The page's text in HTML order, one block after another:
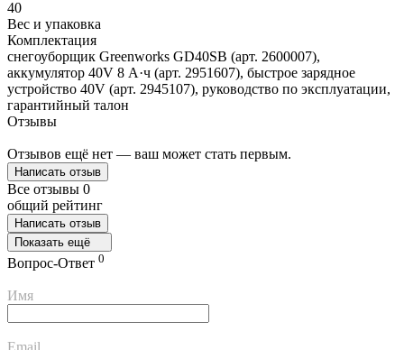
40
Вес и упаковка
Комплектация
снегоуборщик Greenworks GD40SB (арт. 2600007),
аккумулятор 40V 8 А·ч (арт. 2951607), быстрое зарядное
устройство 40V (арт. 2945107), руководство по эксплуатации,
гарантийный талон
Отзывы
Отзывов ещё нет — ваш может стать первым.
Написать отзыв
Все отзывы 0
общий рейтинг
Написать отзыв
Показать ещё
Вопрос-Ответ 0
Имя